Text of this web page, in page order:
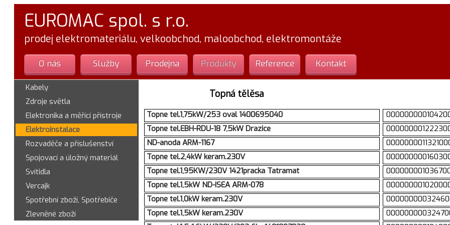
EUROMAC spol. s r.o.
prodej elektromateriálu, velkoobchod, maloobchod, elektromontáže
O nás Služby Prodejna Produkty Reference Kontakt
Kabely
Zdroje světla
Elektronika a měřící přístroje
Elektroinstalace
Rozvaděče a příslušenství
Spojovací a úložný materiál
Svítidla
Vercajk
Spotřební zboží, Spotřebiče
Zlevněné zboží
Topná tělěsa
Topne tel.1,75kW/253 oval 1400695040
Topne tel.EBH-RDU-18 7,5kW Drazice
ND-anoda ARM-1167
Topne tel.2,4kW keram.230V
Topne tel.1,95KW/230V 1421pracka Tatramat
Topne tel.1,5kW ND-ISEA ARM-078
Topne tel.1,0kW keram.230V
Topne tel.1,5kW keram.230V